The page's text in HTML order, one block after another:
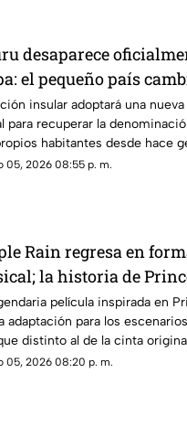
desaparece
el pequeño país
insular adoptará una
para recuperar la
habitantes desde hace
05, 2026 08:55 p. m.
Rain regresa en
la historia de
película inspirada en
adaptación para los
distinto al de la cinta
05, 2026 08:20 p. m.